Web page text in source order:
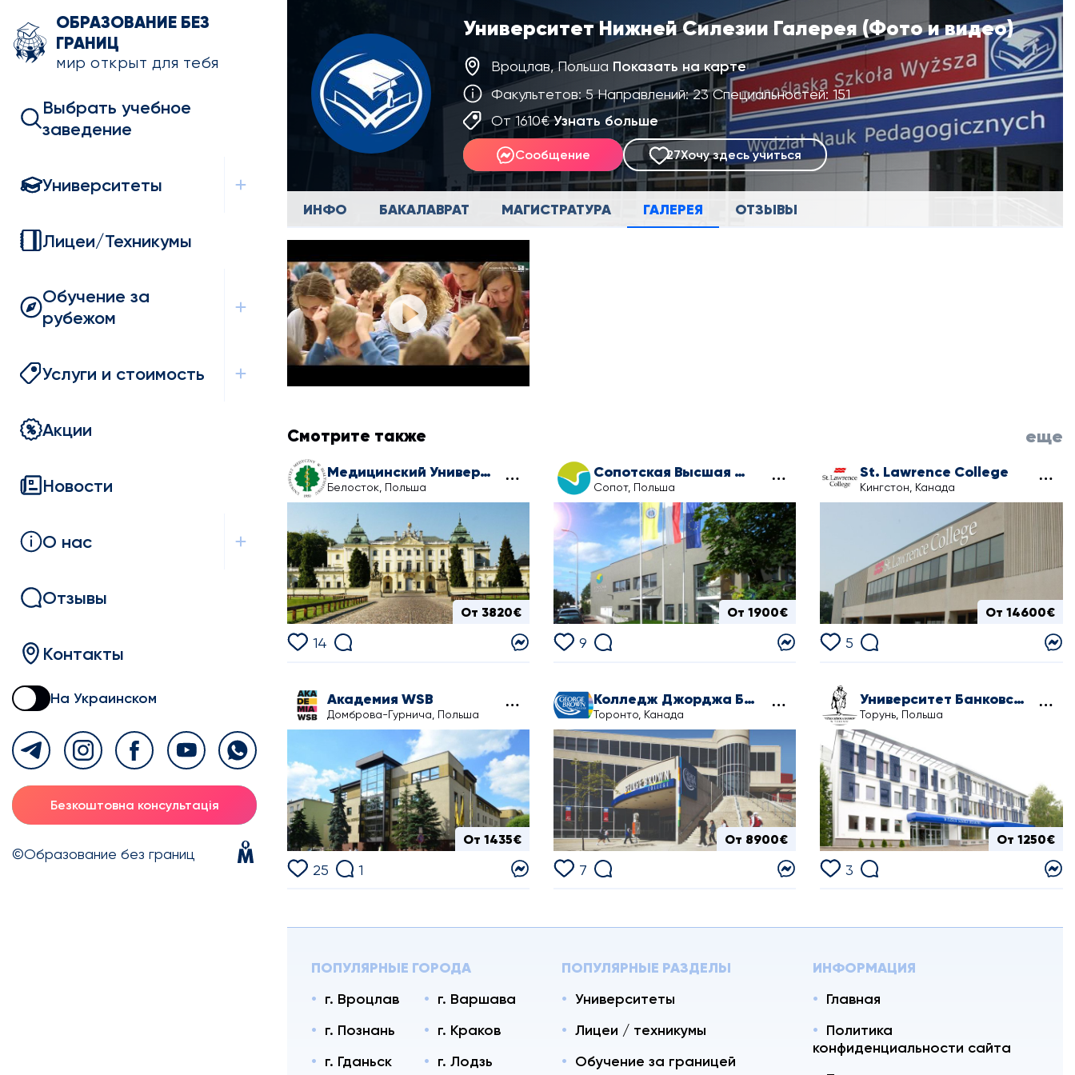
ОБРАЗОВАНИЕ БЕЗ
ГРАНИЦ
мир открыт для тебя
Выбрать учебное
заведение
Университеты
Лицеи/Техникумы
Обучение за
рубежом
Услуги и стоимость
Акции
Новости
О нас
Отзывы
Контакты
На Украинском
Безкоштовна консультація
©Образование без границ
Университет Нижней Силезии Галерея (Фото и видео)
Вроцлав, Польша Показать на карте
Факультетов: 5 Направлений: 23 Специальностей: 151
От 1610€Узнать больше
Сообщение 27Хочу здесь учиться
ИНФО БАКАЛАВРАТ МАГИСТРАТУРА ГАЛЕРЕЯ ОТЗЫВЫ
Смотрите также еще
Медицинский Университет в Белостоке
Белосток, Польша
От 3820€
14
Сопотская Высшая Школа
Сопот, Польша
От 1900€
9
St. Lawrence College
Кингстон, Канада
От 14600€
5
Академия WSB
Домброва-Гурнича, Польша
От 1435€
25 1
Колледж Джорджа Брауна
Торонто, Канада
От 8900€
7
Университет Банковского Дела в Торуне
Торунь, Польша
От 1250€
3
ПОПУЛЯРНЫЕ ГОРОДА
г. Вроцлав
г. Варшава
г. Познань
г. Краков
г. Гданьск
г. Лодзь
ПОПУЛЯРНЫЕ РАЗДЕЛЫ
Университеты
Лицеи / техникумы
Обучение за границей
ИНФОРМАЦИЯ
Главная
Политика
конфиденциальности сайта